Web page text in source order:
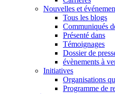
Nouvelles et
Tous les blogs
Communiqués
Présenté dans
Témoignages
Dossier de
évènements à
Initiatives
Organisations
Programme de